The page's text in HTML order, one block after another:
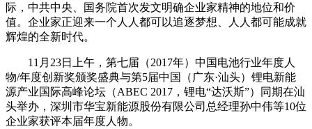
际，中共中央、国务院首次发文明确企业家精神的地位和价
值。企业家正迎来一个人人都可以追逐梦想、人人都可能成就
辉煌的全新时代。
11月23日上午，第七届（2017年）中国电池行业年度人
物/年度创新奖颁奖盛典与第5届中国（广东·汕头）锂电新能
源产业国际高峰论坛（ABEC 2017，锂电“达沃斯”）同期在汕
头举办，深圳市华宝新能源股份有限公司总经理孙中伟等10位
企业家获评本届年度人物。